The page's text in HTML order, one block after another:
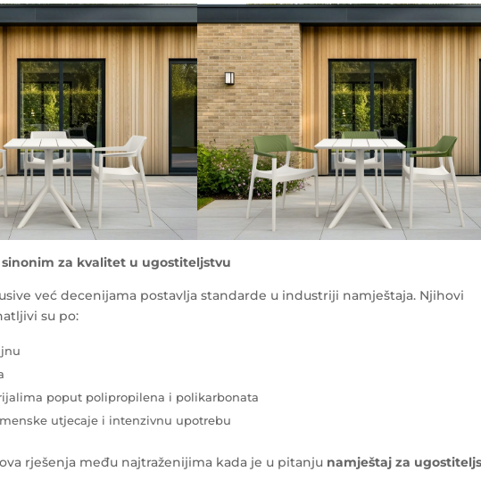
sinonim za kvalitet u ugostiteljstvu
već decenijama postavlja standarde u industriji namještaja. Njihovi
su po:
poput polipropilena i polikarbonata
utjecaje i intenzivnu upotrebu
rješenja među najtraženijima kada je u pitanju namještaj za